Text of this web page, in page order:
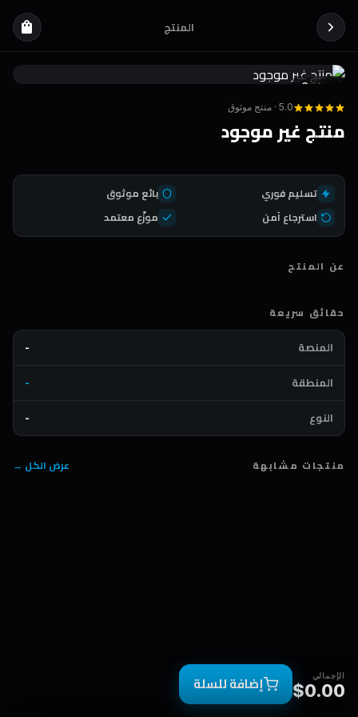
المنتج shopping_bag
Coda
5.0 · منتج موثوق
منتج غير موجود
تسليم فوري
بائع موثوق
استرجاع آمن
موزّع معتمد
عن المنتج
حقائق سريعة
المنصة
-
المنطقة
-
النوع
-
منتجات مشابهة عرض الكل →
الإجمالي
$0.00 إضافة للسلة